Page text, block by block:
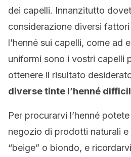
dei capelli. Innanzitutto
considerazione diversi
l’henné sui capelli, come ad
uniformi sono i vostri capelli
ottenere il risultato
diverse tinte l’henné
Per procurarvi l’henné
negozio di prodotti naturali
“beige” o biondo, e